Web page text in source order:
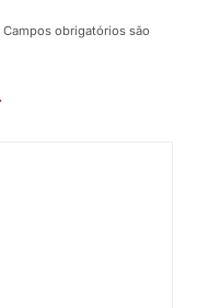
Campos obrigatórios são